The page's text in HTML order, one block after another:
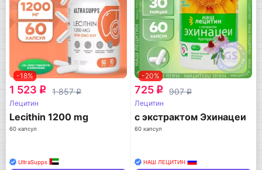
-18%
1 523 q 1 857q
Лецитин
Lecithin 1200 mg
60 капсул
UltraSupps
-20%
725 q 907q
Лецитин
с экстрактом Эхинацеи
60 капсул
НАШ ЛЕЦИТИН